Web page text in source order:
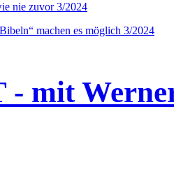
nie zuvor 3/2024
machen es möglich 3/2024
- mit